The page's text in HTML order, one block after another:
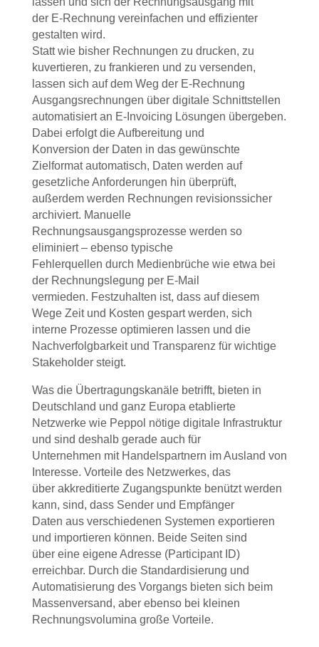
der E-Rechnung vereinfachen und effizienter
gestalten wird.
Statt wie bisher Rechnungen zu drucken, zu
kuvertieren, zu frankieren und zu versenden,
lassen sich auf dem Weg der E-Rechnung
Ausgangsrechnungen über digitale Schnittstellen
automatisiert an E-Invoicing Lösungen übergeben.
Dabei erfolgt die Aufbereitung und
Konversion der Daten in das gewünschte
Zielformat automatisch, Daten werden auf
gesetzliche Anforderungen hin überprüft,
außerdem werden Rechnungen revisionssicher
archiviert. Manuelle
Rechnungsausgangsprozesse werden so
eliminiert – ebenso typische
Fehlerquellen durch Medienbrüche wie etwa bei
der Rechnungslegung per E-Mail
vermieden. Festzuhalten ist, dass auf diesem
Wege Zeit und Kosten gespart werden, sich
interne Prozesse optimieren lassen und die
Nachverfolgbarkeit und Transparenz für wichtige
Stakeholder steigt.
Was die Übertragungskanäle betrifft, bieten in
Deutschland und ganz Europa etablierte
Netzwerke wie Peppol nötige digitale Infrastruktur
und sind deshalb gerade auch für
Unternehmen mit Handelspartnern im Ausland von
Interesse. Vorteile des Netzwerkes, das
über akkreditierte Zugangspunkte benützt werden
kann, sind, dass Sender und Empfänger
Daten aus verschiedenen Systemen exportieren
und importieren können. Beide Seiten sind
über eine eigene Adresse (Participant ID)
erreichbar. Durch die Standardisierung und
Automatisierung des Vorgangs bieten sich beim
Massenversand, aber ebenso bei kleinen
Rechnungsvolumina große Vorteile.